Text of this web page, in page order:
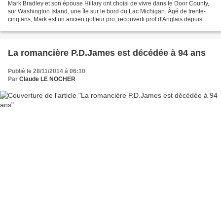
Mark Bradley et son épouse Hillary ont choisi de vivre dans le Door County,
sur Washington Island, une île sur le bord du Lac Michigan. Âgé de trente-
cinq ans, Mark est un ancien golfeur pro, reconverti prof d'Anglais depuis
La romancière P.D.James est décédée à 94 ans
Publié le 28/11/2014 à 06:10
Par Claude LE NOCHER